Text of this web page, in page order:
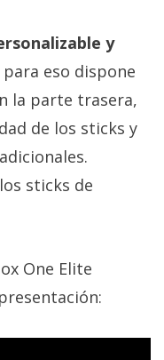
y
para eso dispone
la parte trasera,
de los sticks y
sticks de
One Elite